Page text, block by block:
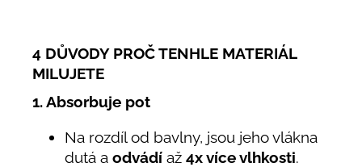
4 DŮVODY PROČ TENHLE MATERIÁL
MILUJETE
1. Absorbuje pot
Na rozdíl od bavlny, jsou jeho vlákna
dutá a odvádí až 4x více vlhkosti.